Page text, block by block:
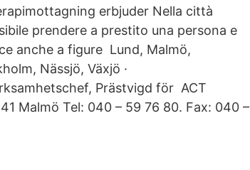
erbjuder Nella città
prendere a prestito una persona e
anche a figure Lund, Malmö,
Nässjö, Växjö ·
Prästvigd för ACT
Malmö Tel: 040 – 59 76 80. Fax: 040 –